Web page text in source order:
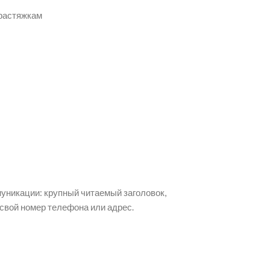
крупный читаемый заголовок,
номер телефона или адрес.